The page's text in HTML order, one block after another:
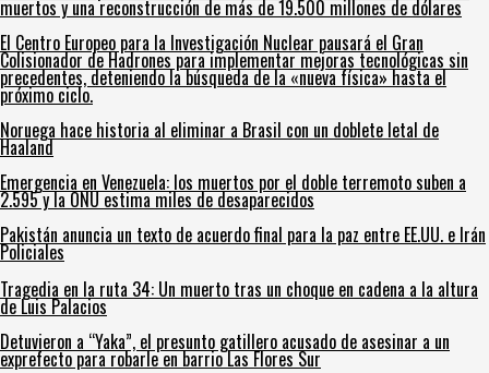
muertos y una reconstrucción de más de 19.500 millones de dólares
El Centro Europeo para la Investigación Nuclear pausará el Gran
Colisionador de Hadrones para implementar mejoras tecnológicas sin
precedentes, deteniendo la búsqueda de la «nueva física» hasta el
próximo ciclo.
Noruega hace historia al eliminar a Brasil con un doblete letal de
Haaland
Emergencia en Venezuela: los muertos por el doble terremoto suben a
2.595 y la ONU estima miles de desaparecidos
Pakistán anuncia un texto de acuerdo final para la paz entre EE.UU. e Irán
Policiales
Tragedia en la ruta 34: Un muerto tras un choque en cadena a la altura
de Luis Palacios
Detuvieron a “Yaka”, el presunto gatillero acusado de asesinar a un
exprefecto para robarle en barrio Las Flores Sur